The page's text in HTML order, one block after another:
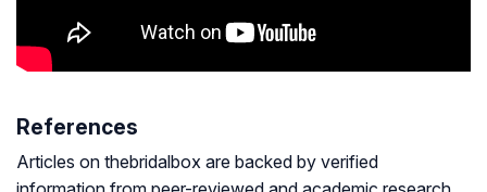
References
Articles on thebridalbox are backed by verified